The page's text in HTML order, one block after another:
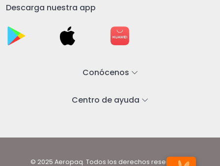
Descarga nuestra app
Conócenos
Centro de ayuda
© 2025 Aeropaq. Todos los derechos reservados.